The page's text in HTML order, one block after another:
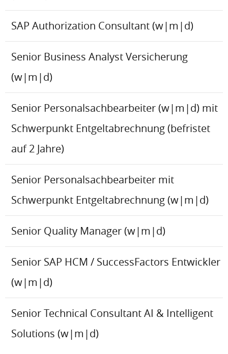
SAP Authorization Consultant (w|m|d)
Senior Business Analyst Versicherung
(w|m|d)
Senior Personalsachbearbeiter (w|m|d) mit
Schwerpunkt Entgeltabrechnung (befristet
auf 2 Jahre)
Senior Personalsachbearbeiter mit
Schwerpunkt Entgeltabrechnung (w|m|d)
Senior Quality Manager (w|m|d)
Senior SAP HCM / SuccessFactors Entwickler
(w|m|d)
Senior Technical Consultant AI & Intelligent
Solutions (w|m|d)